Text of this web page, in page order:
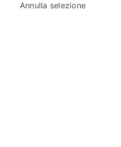
Annulla selezione